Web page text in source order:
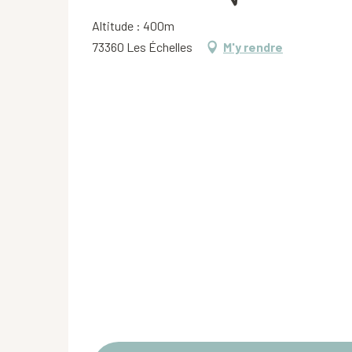
Altitude : 400m
73360 Les Échelles
M'y rendre